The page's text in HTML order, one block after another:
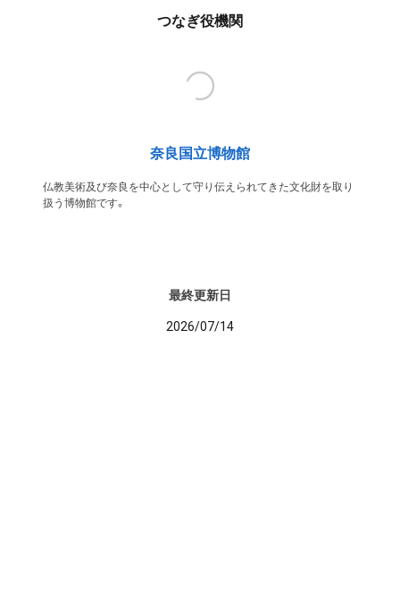
つなぎ役機関
奈良国立博物館
仏教美術及び奈良を中心として守り伝えられてきた文化財を取り
扱う博物館です。
最終更新日
2026/07/14